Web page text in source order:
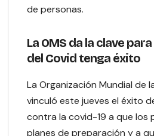
de personas.
La OMS da la clave
del Covid tenga éxito
La Organización Mundial de
vinculó este jueves el éxito
contra la covid-19 a que los
planes de preparación y a